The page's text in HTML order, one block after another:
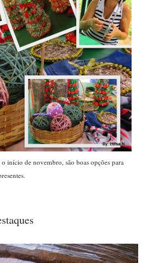
o início de novembro, são boas opções para